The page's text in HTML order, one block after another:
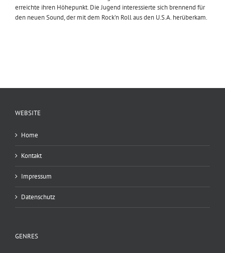
erreichte ihren Höhepunkt. Die Jugend interessierte sich brennend für
den neuen Sound, der mit dem Rock’n Roll aus den U.S.A. herüberkam.
WEBSITE
Home
Kontakt
Impressum
Datenschutz
GENRES